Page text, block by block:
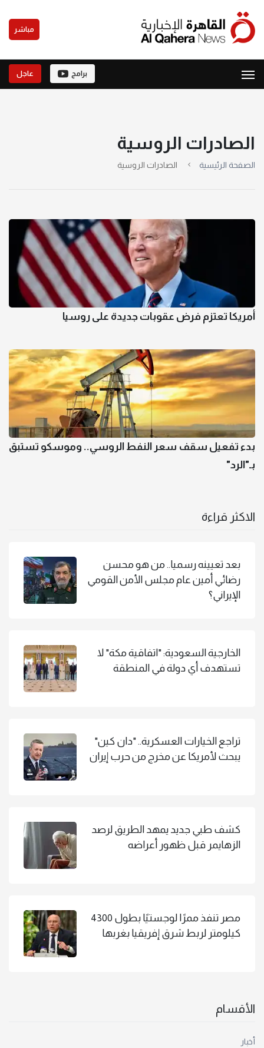
مباشر
برامج عاجل
الصادرات الروسية
الصفحة الرئيسية الصادرات الروسية
أمريكا تعتزم فرض عقوبات جديدة على روسيا
بدء تفعيل سقف سعر النفط الروسي.. وموسكو تستبق
بـ"الرد"
الاكثر قراءة
بعد تعيينه رسميا.. من هو محسن
رضائي أمين عام مجلس الأمن القومي
الإيراني؟
الخارجية السعودية: "اتفاقية مكة" لا
تستهدف أي دولة في المنطقة
تراجع الخيارات العسكرية.. "دان كين"
يبحث لأمريكا عن مخرج من حرب إيران
كشف طبي جديد يمهد الطريق لرصد
الزهايمر قبل ظهور أعراضه
مصر تنفذ ممرًا لوجستيًا بطول 4300
كيلومتر لربط شرق إفريقيا بغربها
الأقسام
أخبار